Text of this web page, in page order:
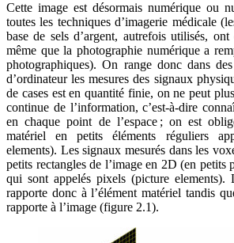
Cette image est désormais numérique ou
toutes les techniques d’imagerie médicale
base de sels d’argent, autrefois utilisés,
même que la photographie numérique a
photographiques). On range donc dans
d’ordinateur les mesures des signaux
de cases est en quantité finie, on ne peut
continue de l’information, c’est-à-dire
en chaque point de l’espace ; on est
matériel en petits éléments réguliers
elements). Les signaux mesurés dans les
petits rectangles de l’image en 2D (en petits
qui sont appelés pixels (picture
rapporte donc à l’élément matériel tandis
rapporte à l’image (figure 2.1).